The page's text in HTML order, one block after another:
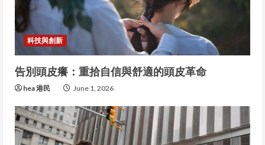
科技與創新
告別頭皮癢：重拾自信與舒適的頭皮革命
hea 港民 June 1, 2026